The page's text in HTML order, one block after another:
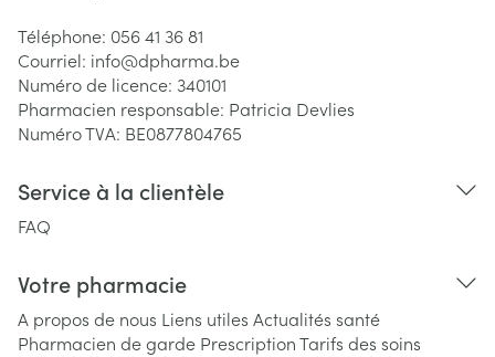
Téléphone: 056 41 36 81
Courriel: info@dpharma.be
Numéro de licence: 340101
Pharmacien responsable: Patricia Devlies
Numéro TVA: BE0877804765
Service à la clientèle
FAQ
Votre pharmacie
A propos de nous Liens utiles Actualités santé
Pharmacien de garde PrescriptionTarifs des soins